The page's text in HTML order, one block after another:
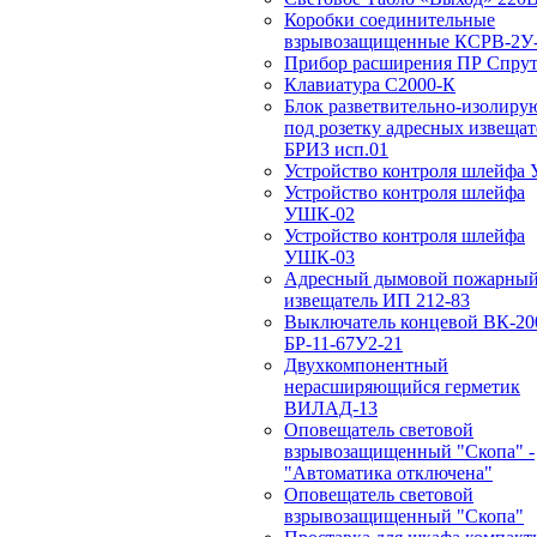
Коробки соединительные
взрывозащищенные КСРВ-
Прибор расширения ПР
Клавиатура С2000-К
Блок разветвительно-
под розетку адресных
БРИЗ исп.01
Устройство контроля
Устройство контроля шлейфа
УШК-02
Устройство контроля шлейфа
УШК-03
Адресный дымовой пожарный
извещатель ИП 212-83
Выключатель концевой ВК-
БР-11-67У2-21
Двухкомпонентный
нерасширяющийся герметик
ВИЛАД-13
Оповещатель световой
взрывозащищенный "Скопа" -
"Автоматика отключена"
Оповещатель световой
взрывозащищенный "Скопа"